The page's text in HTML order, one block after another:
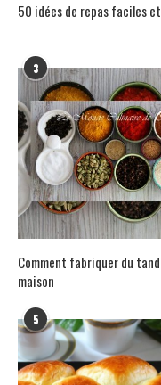
50 idées de repas faciles
3
Comment fabriquer du
maison
5